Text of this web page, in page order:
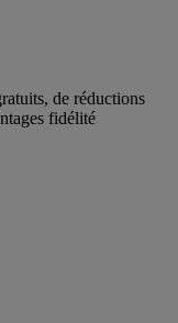
de réductions
fidélité